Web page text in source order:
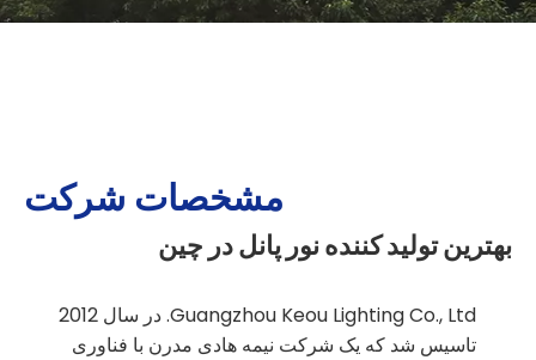
مشخصات شرکت
بهترین تولید کننده نور پانل در چین
Guangzhou Keou Lighting Co., Ltd. در سال 2012
تاسیس شد که یک شرکت نیمه هادی مدرن با فناوری